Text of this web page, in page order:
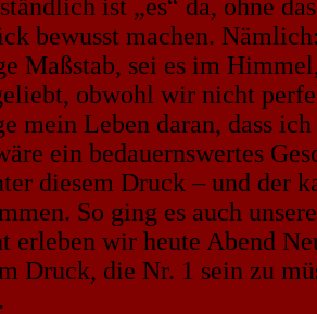
ist „es“ da, ohne
bewusst machen.
Maßstab, sei es im
obwohl wir nicht
mein Leben daran, dass
ein bedauernswertes
diesem Druck – und der
So ging es auch
erleben wir heute Abend
Druck, die Nr. 1 sein zu